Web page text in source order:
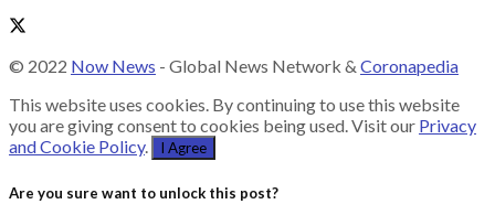
© 2022 Now News - Global News Network & Coronapedia
This website uses cookies. By continuing to use this website
you are giving consent to cookies being used. Visit our Privacy
and Cookie Policy. I Agree
Are you sure want to unlock this post?